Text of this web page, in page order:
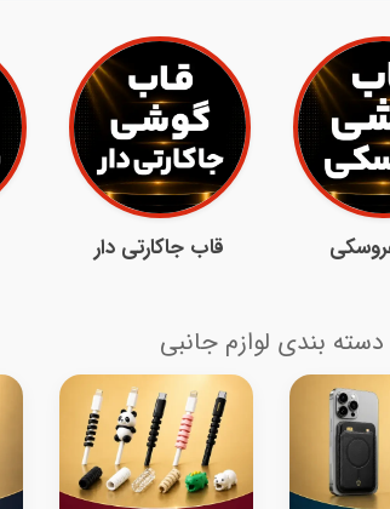
قاب جاکارتی دار
دسته بندی لوازم جانبی